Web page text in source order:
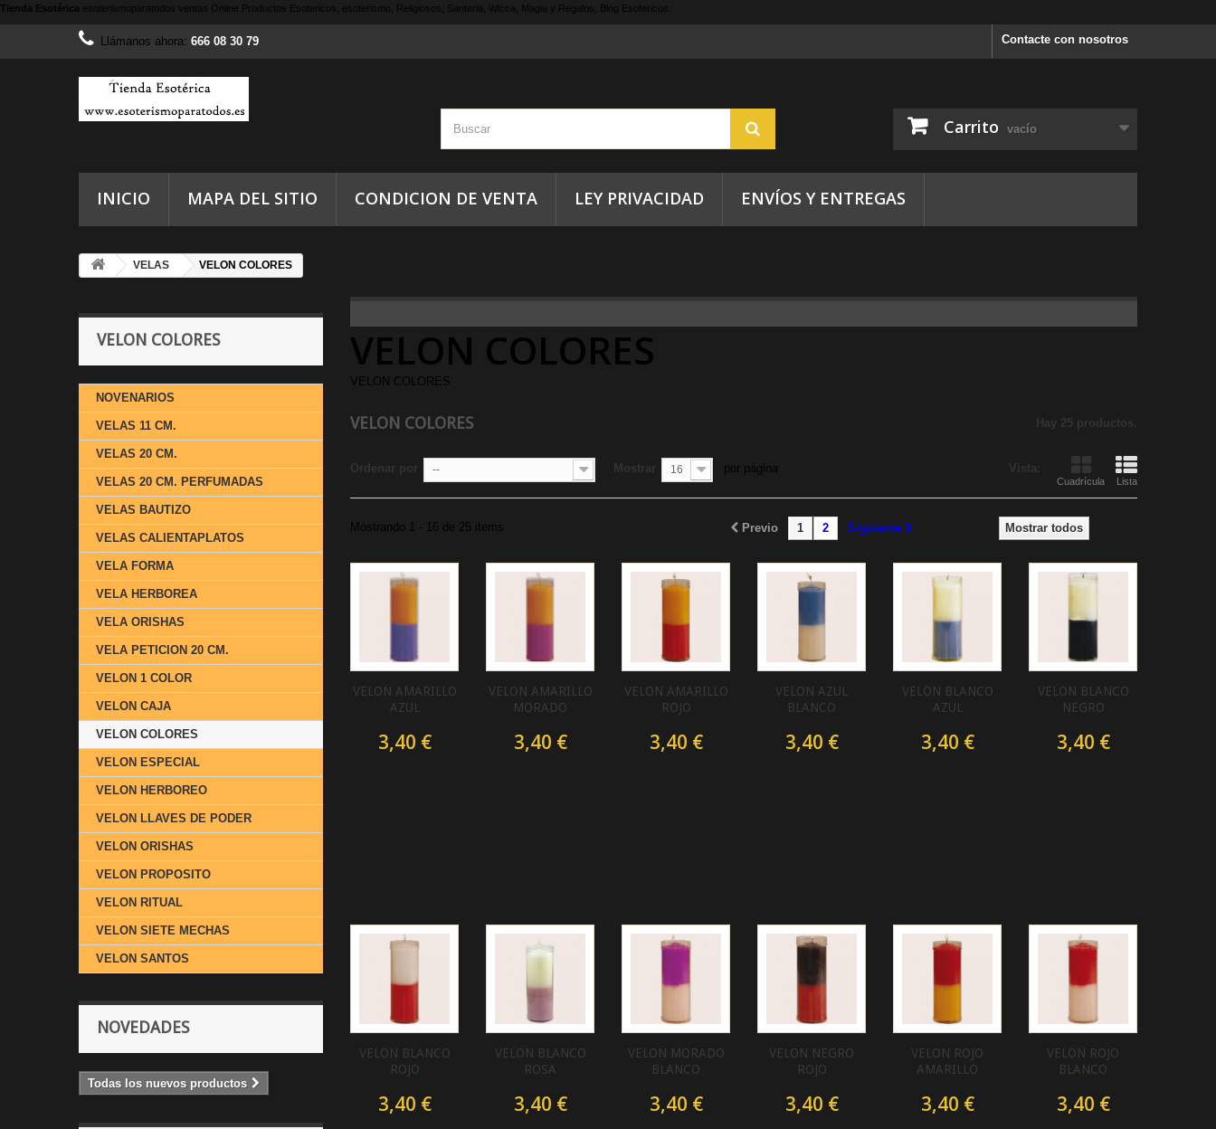
Tienda Esotérica esoterismoparatodos ventas Online Productos Esotericos, esoterismo, Religiosos, Santeria, Wicca, Magia y Regalos, Blog Esotericos.
Contacte con nosotros
Llámanos ahora: 666 08 30 79
Carrito vacío
INICIO MAPA DEL SITIO CONDICION DE VENTA LEY PRIVACIDAD ENVÍOS Y ENTREGAS
VELAS VELON COLORES
VELON COLORES
NOVENARIOS
VELAS 11 CM.
VELAS 20 CM.
VELAS 20 CM. PERFUMADAS
VELAS BAUTIZO
VELAS CALIENTAPLATOS
VELA FORMA
VELA HERBOREA
VELA ORISHAS
VELA PETICION 20 CM.
VELON 1 COLOR
VELON CAJA
VELON COLORES
VELON ESPECIAL
VELON HERBOREO
VELON LLAVES DE PODER
VELON ORISHAS
VELON PROPOSITO
VELON RITUAL
VELON SIETE MECHAS
VELON SANTOS
NOVEDADES
Todas los nuevos productos
VELON COLORES
VELON COLORES
VELON COLORES Hay 25 productos.
Vista:
Cuadrícula Lista
Ordenar por -- Mostrar 16 por página
Mostrar todos
Previo 1 2 Siguiente
Mostrando 1 - 16 de 25 items
VELON AMARILLO
AZUL
3,40 €
VELON AMARILLO
MORADO
3,40 €
VELON AMARILLO
ROJO
3,40 €
VELON AZUL
BLANCO
3,40 €
VELON BLANCO
AZUL
3,40 €
VELON BLANCO
NEGRO
3,40 €
VELON BLANCO
ROJO
3,40 €
VELON BLANCO
ROSA
3,40 €
VELON MORADO
BLANCO
3,40 €
VELON NEGRO
ROJO
3,40 €
VELON ROJO
AMARILLO
3,40 €
VELON ROJO
BLANCO
3,40 €